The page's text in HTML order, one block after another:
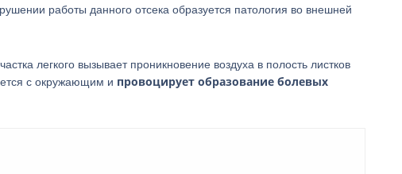
работы данного отсека образуется патология во внешней
легкого вызывает проникновение воздуха в полость листков
с окружающим и провоцирует образование болевых